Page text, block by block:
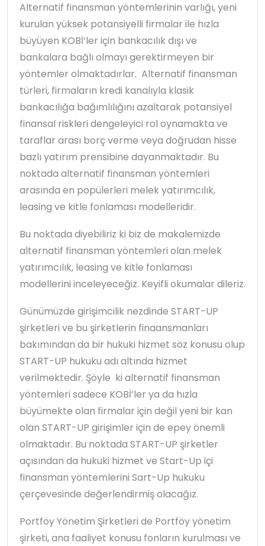
Alternatif finansman yöntemlerinin varlığı, yeni
kurulan yüksek potansiyelli firmalar ile hızla
büyüyen KOBİ’ler için bankacılık dışı ve
bankalara bağlı olmayı gerektirmeyen bir
yöntemler olmaktadırlar. Alternatif finansman
türleri, firmaların kredi kanalıyla klasik
bankacılığa bağımlılığını azaltarak potansiyel
finansal riskleri dengeleyici rol oynamakta ve
taraflar arası borç verme veya doğrudan hisse
bazlı yatırım prensibine dayanmaktadır. Bu
noktada alternatif finansman yöntemleri
arasında en popülerleri melek yatırımcılık,
leasing ve kitle fonlaması modelleridir.
Bu noktada diyebiliriz ki biz de makalemizde
alternatif finansman yöntemleri olan melek
yatırımcılık, leasing ve kitle fonlaması
modellerini inceleyeceğiz. Keyifli okumalar dileriz.
Günümüzde girişimcilik nezdinde START-UP
şirketleri ve bu şirketlerin finaansmanları
bakımından da bir hukuki hizmet söz konusu olup
START-UP hukuku adı altında hizmet
verilmektedir. Şöyle ki alternatif finansman
yöntemleri sadece KOBİ’ler ya da hızla
büyümekte olan firmalar için değil yeni bir kan
olan START-UP girişimler için de epey önemli
olmaktadır. Bu noktada START-UP şirketler
açısından da hukuki hizmet ve Start-Up içi
finansman yöntemlerini Sart-Up hukuku
çerçevesinde değerlendirmiş olacağız.
Portföy Yönetim Şirketleri de Portföy yönetim
şirketi, ana faaliyet konusu fonların kurulması ve